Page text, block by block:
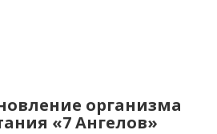
организма
«7 Ангелов»